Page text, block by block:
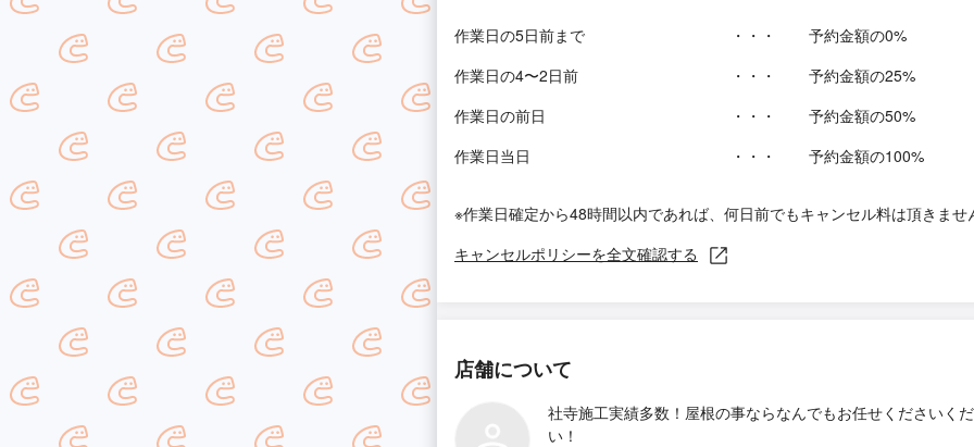
作業日の5日前まで ・・・
予約金額の0%
作業日の4〜2日前
・・・
予約金額の25%
作業日の前日
・・・
予約金額の50%
作業日当日
・・・ 予約金額の100%
※作業日確定から48時間以内であれば、何日前でもキャンセル料は頂きませ
キャンセルポリシーを全文確認する
店舗について
社寺施工実績多数！屋根の事ならなんでもお任せくださいく
い！